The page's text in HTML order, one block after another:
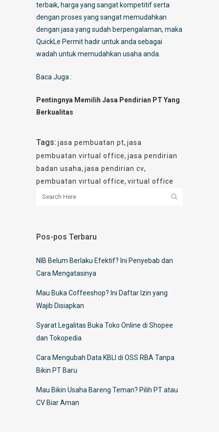
terbaik, harga yang sangat kompetitif serta
dengan proses yang sangat memudahkan
dengan jasa yang sudah berpengalaman, maka
QuickLe Permit hadir untuk anda sebagai
wadah untuk memudahkan usaha anda.
Baca Juga :
Pentingnya Memilih Jasa Pendirian PT Yang
Berkualitas
Tags: jasa pembuatan pt, jasa
pembuatan virtual office, jasa pendirian
badan usaha, jasa pendirian cv,
pembuatan virtual office, virtual office
Pos-pos Terbaru
NIB Belum Berlaku Efektif? Ini Penyebab dan
Cara Mengatasinya
Mau Buka Coffeeshop? Ini Daftar Izin yang
Wajib Disiapkan
Syarat Legalitas Buka Toko Online di Shopee
dan Tokopedia
Cara Mengubah Data KBLI di OSS RBA Tanpa
Bikin PT Baru
Mau Bikin Usaha Bareng Teman? Pilih PT atau
CV Biar Aman